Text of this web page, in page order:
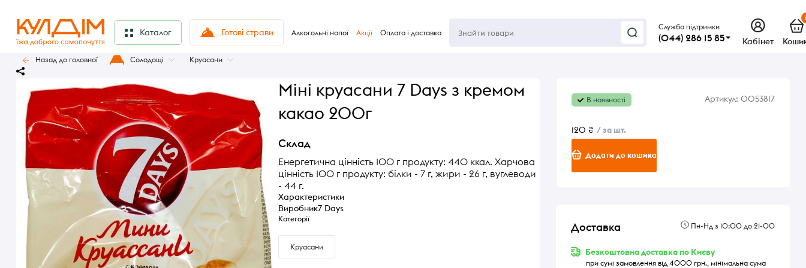
Каталог Готові страви Алкогольні напої Акції Оплата і доставка
Служба підтримки
(044) 286 15 85 Кабінет
Назад до головної Солодощі Круасани
Міні круасани 7 Days з кремом
какао 200г
Склад
Енергетична цінність 100 г продукту: 440 ккал. Харчова
цінність 100 г продукту: білки - 7 г, жири - 26 г, вуглеводи
- 44 г.
Характеристики
Виробник7 Days
Категорії
Круасани
В наявності Артикул: 0053817
120 ₴ / за шт.
Додати до кошика
Доставка Пн-Нд з 10:00 до 21-00
Безкоштовна доставка по Києву
при сумі замовлення від 4000 грн., мінімальна сума